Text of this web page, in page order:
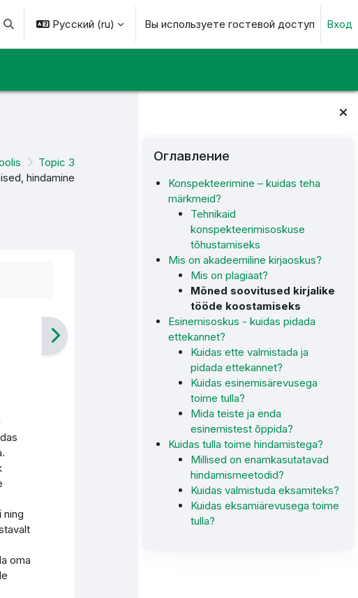
Изменить данные поисковой строки
Русский ‎(ru)‎ Вы используете гостевой доступ Вход
Блоки
Оглавление
Konspekteerimine – kuidas teha
märkmeid?
Tehnikaid
konspekteerimisoskuse
tõhustamiseks
Mis on akadeemiline kirjaoskus?
Mis on plagiaat?
Mõned soovitused kirjalike
tööde koostamiseks
Esinemisoskus - kuidas pidada
ettekannet?
Kuidas ette valmistada ja
pidada ettekannet?
Kuidas esinemisärevusega
toime tulla?
Mida teiste ja enda
esinemistest õppida?
Kuidas tulla toime hindamistega?
Millised on enamkasutatavad
hindamismeetodid?
Kuidas valmistuda eksamiteks?
Kuidas eksamiärevusega toime
tulla?
Topic 3
hindamine
ning
oma